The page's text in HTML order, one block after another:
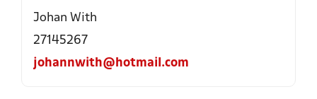
Johan With
27145267
johannwith@hotmail.com